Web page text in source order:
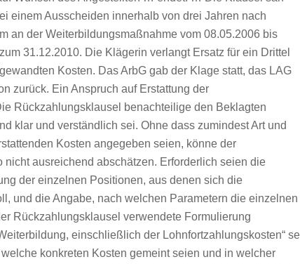
einem Ausscheiden innerhalb von drei Jahren nach
an der Weiterbildungsmaßnahme vom 08.05.2006 bis
31.12.2010. Die Klägerin verlangt Ersatz für ein Drittel
Kosten. Das ArbG gab der Klage statt, das LAG
zurück. Ein Anspruch auf Erstattung der
Rückzahlungsklausel benachteilige den Beklagten
klar und verständlich sei. Ohne dass zumindest Art und
Kosten angegeben seien, könne der
ausreichend abschätzen. Erforderlich seien die
der einzelnen Positionen, aus denen sich die
und die Angabe, nach welchen Parametern die einzelnen
Rückzahlungsklausel verwendete Formulierung
einschließlich der Lohnfortzahlungskosten“
konkreten Kosten gemeint seien und in welcher